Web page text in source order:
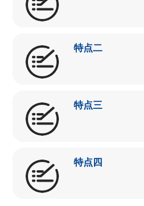
特点二
特点三
特点四